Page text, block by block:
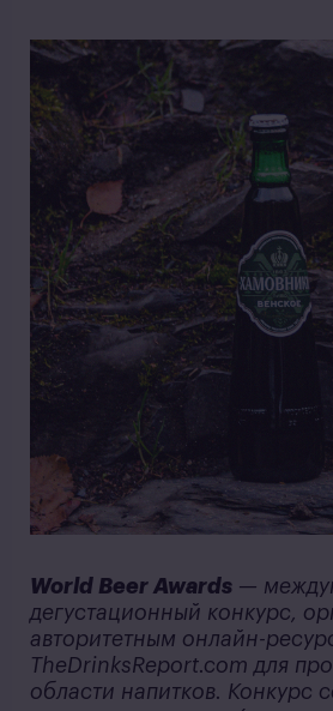
World Beer Awards —
дегустационный конкурс,
авторитетным онлайн-
TheDrinksReport.com для
области напитков. Конкурс